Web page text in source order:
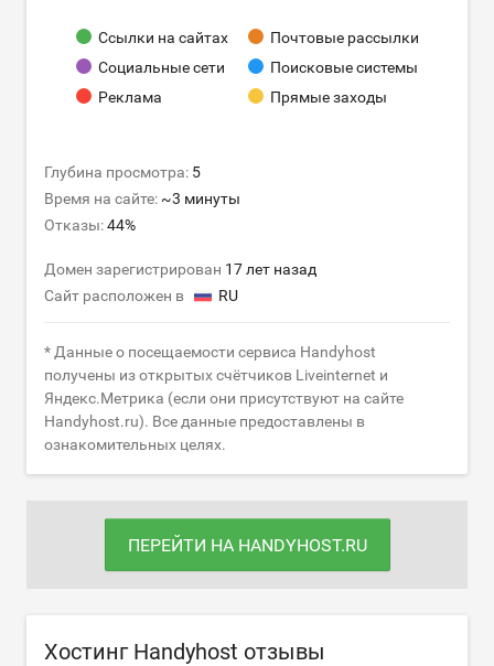
ПЕРЕЙТИ НА HANDYHOST.RU
Хостинг Handyhost отзывы
Ссылки на сайтах
Почтовые рассылки
Социальные сети
Поисковые системы
Реклама
Прямые заходы
Глубина просмотра: 5
Время на сайте: ~3 минуты
Отказы:44%
Домен зарегистрирован 17 лет назад
Сайт расположен в
RU
* Данные о посещаемости сервиса Handyhost
получены из открытых счётчиков Liveinternet и
Яндекс.Метрика (если они присутствуют на сайте
Handyhost.ru). Все данные предоставлены в
ознакомительных целях.